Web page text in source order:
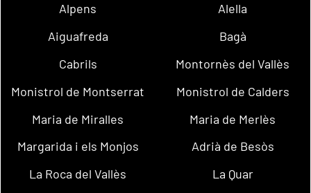
Alpens
Alella
Aiguafreda
Bagà
Cabrils
Montornès del Vallès
Monistrol de Montserrat
Monistrol de Calders
Maria de Miralles
Maria de Merlès
Margarida i els Monjos
Adrià de Besòs
La Roca del Vallès
La Quar